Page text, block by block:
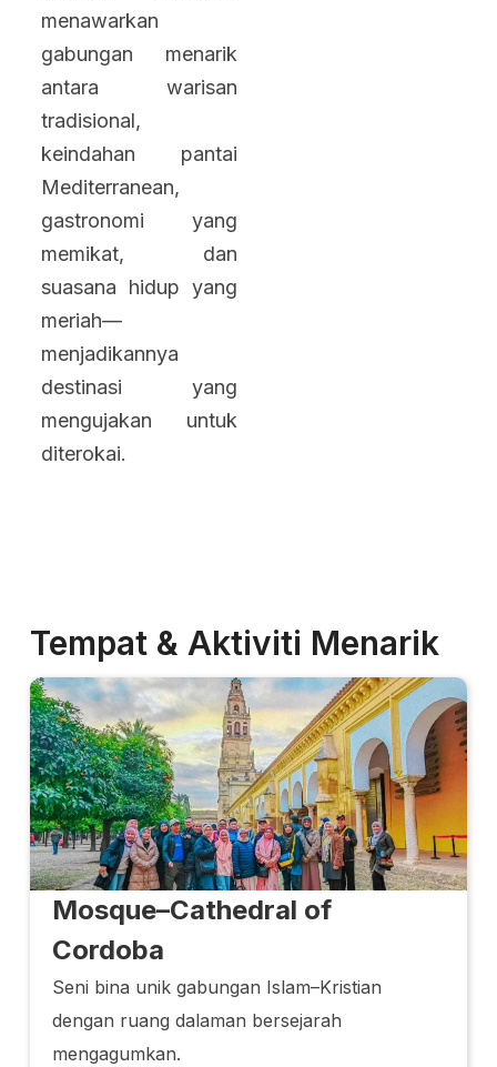
menawarkan
gabungan menarik
antara warisan
tradisional,
keindahan pantai
Mediterranean,
gastronomi yang
memikat, dan
suasana hidup yang
meriah—
menjadikannya
destinasi yang
mengujakan untuk
diterokai.
Tempat & Aktiviti Menarik
Mosque–Cathedral of
Cordoba
Seni bina unik gabungan Islam–Kristian
dengan ruang dalaman bersejarah
mengagumkan.